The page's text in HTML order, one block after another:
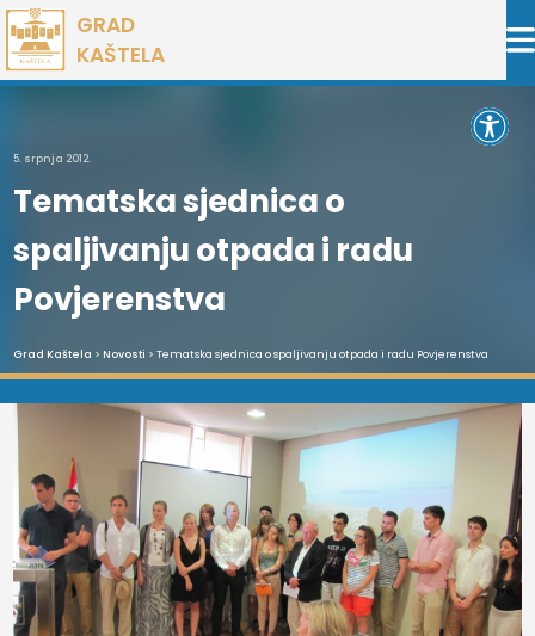
Preskoči
na
sadržaj
GRAD
KAŠTELA
5. srpnja 2012.
Tematska sjednica o
spaljivanju otpada i radu
Povjerenstva
Grad Kaštela > Novosti > Tematska sjednica o spaljivanju otpada i radu Povjerenstva